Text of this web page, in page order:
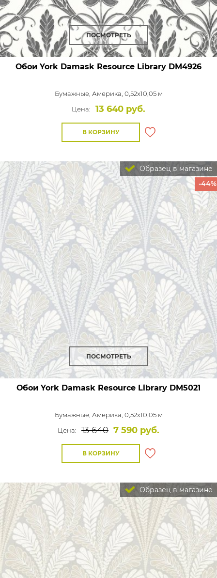
ПОСМОТРЕТЬ
Обои York Damask Resource Library DM4926
Бумажные, Америка, 0,52x10,05 м
Цена:
13 640 руб.
В КОРЗИНУ
Образец в магазине
-44%
ПОСМОТРЕТЬ
Обои York Damask Resource Library DM5021
Бумажные, Америка, 0,52x10,05 м
Цена:
13 640 7 590 руб.
В КОРЗИНУ
Образец в магазине